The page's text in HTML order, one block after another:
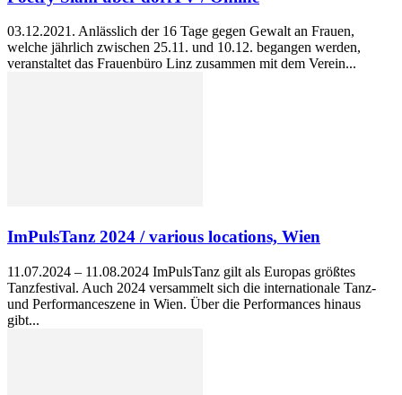
03.12.2021. Anlässlich der 16 Tage gegen Gewalt an Frauen,
welche jährlich zwischen 25.11. und 10.12. begangen werden,
veranstaltet das Frauenbüro Linz zusammen mit dem Verein...
ImPulsTanz 2024 / various locations, Wien
11.07.2024 – 11.08.2024 ImPulsTanz gilt als Europas größtes
Tanzfestival. Auch 2024 versammelt sich die internationale Tanz-
und Performanceszene in Wien. Über die Performances hinaus
gibt...